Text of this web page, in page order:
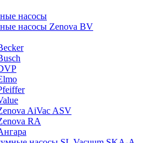
насосы
насосы Zenova BV
AiVac ASV
RA